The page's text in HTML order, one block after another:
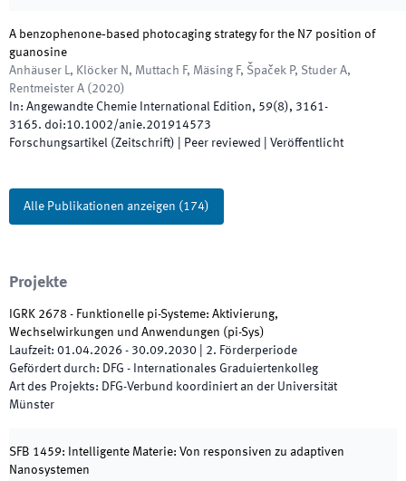
A benzophenone‐based photocaging strategy for the N7 position of
guanosine
Anhäuser L, Klöcker N, Muttach F, Mäsing F, Špaček P, Studer A,
Rentmeister A ( 2020)
In: Angewandte Chemie International Edition, 59(8), 3161-
3165. doi:10.1002/anie.201914573
Forschungsartikel (Zeitschrift) | Peer reviewed Veröffentlicht
Alle Publikationen anzeigen (174)
Projekte
IGRK 2678 - Funktionelle pi-Systeme: Aktivierung,
Wechselwirkungen und Anwendungen (pi-Sys)
Laufzeit: 01.04.2026 - 30.09.2030 2. Förderperiode
Gefördert durch: DFG - Internationales Graduiertenkolleg
Art des Projekts: DFG-Verbund koordiniert an der Universität
Münster
SFB 1459: Intelligente Materie: Von responsiven zu adaptiven
Nanosystemen